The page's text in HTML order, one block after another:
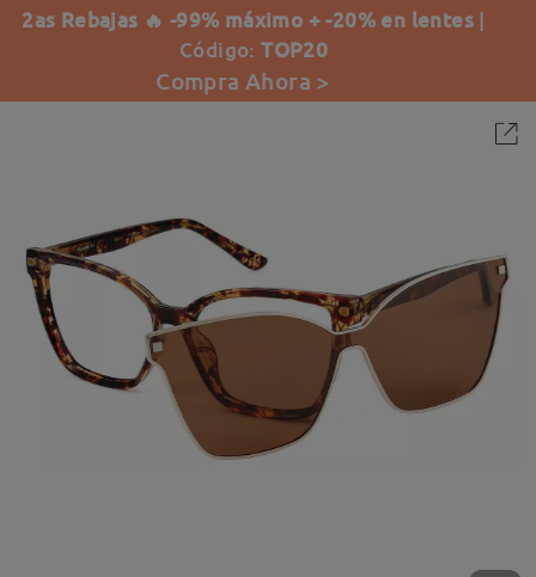
2as Rebajas 🔥 -99% máximo + -20% en lentes |
Código:TOP20
Compra Ahora >